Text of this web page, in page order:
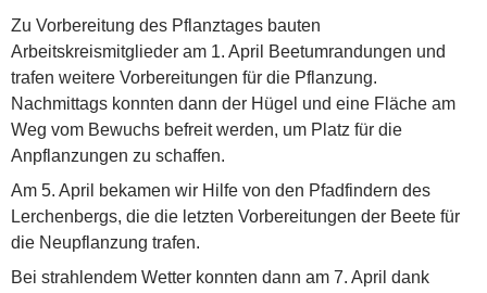
Zu Vorbereitung des Pflanztages bauten
Arbeitskreismitglieder am 1. April Beetumrandungen und
trafen weitere Vorbereitungen für die Pflanzung.
Nachmittags konnten dann der Hügel und eine Fläche am
Weg vom Bewuchs befreit werden, um Platz für die
Anpflanzungen zu schaffen.
Am 5. April bekamen wir Hilfe von den Pfadfindern des
Lerchenbergs, die die letzten Vorbereitungen der Beete für
die Neupflanzung trafen.
Bei strahlendem Wetter konnten dann am 7. April dank